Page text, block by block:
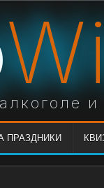
и
ПРАЗДНИКИ